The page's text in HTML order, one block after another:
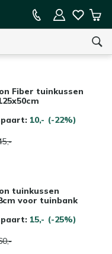
hele collectie
Fiber tuinkussen
10,- (-22%)
tuinkussen
voor tuinbank
15,- (-25%)